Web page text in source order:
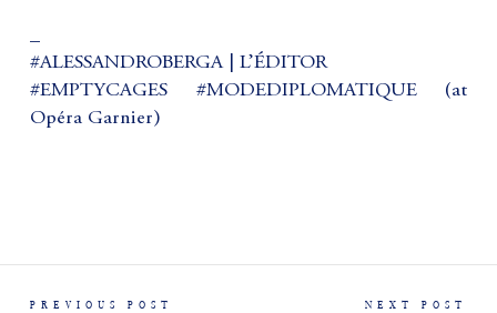
#ALESSANDROBERGA | L’ÉDITOR
#EMPTYCAGES #MODEDIPLOMATIQUE (at
Opéra Garnier)
PREVIOUS POST NEXT POST